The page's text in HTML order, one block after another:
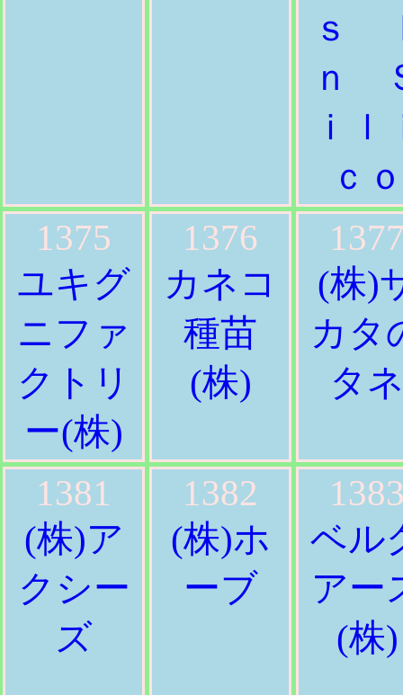
ｓ
ｎ
ｉｌ
ｃ
1375
ユキグ
ニファ
クトリ
ー(株)
1376
カネコ
種苗
(株)
(株)
カタ
タ
1381
(株)ア
クシー
ズ
1382
(株)ホ
ーブ
ベル
アー
(株)